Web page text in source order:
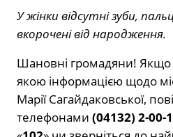
У жінки відсутні зуби,
вкорочені від народження.
Шановні громадяни! Якщо
якою інформацією щодо
Марії Сагайдаковської,
телефонами (04132) 2-00-